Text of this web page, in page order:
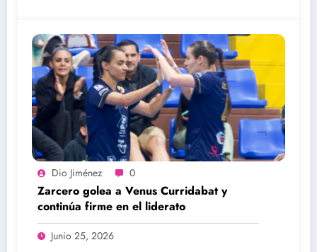
Dio Jiménez 0
Zarcero golea a Venus Curridabat y
continúa firme en el liderato
Junio 25, 2026